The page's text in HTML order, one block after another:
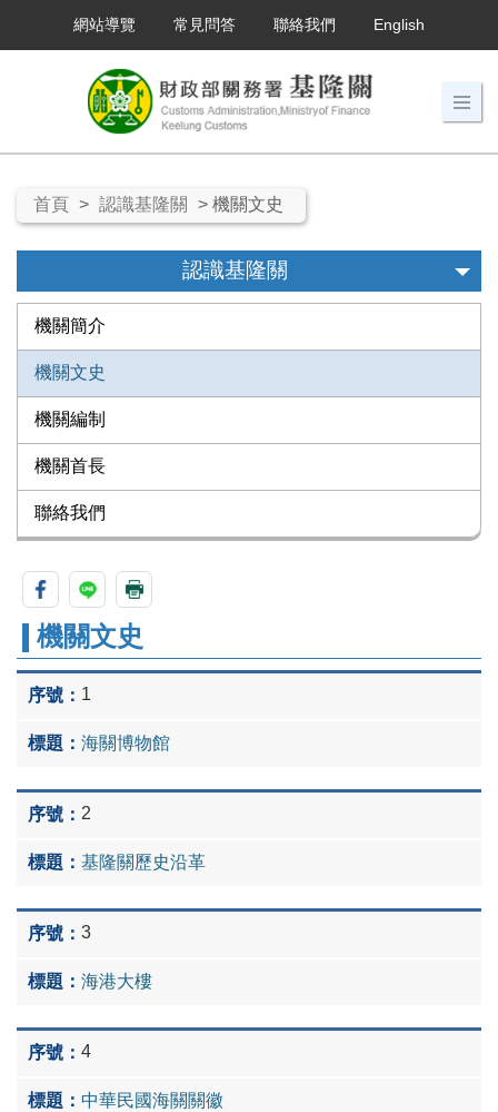
網站導覽 常見問答 聯絡我們 English
首頁 > 認識基隆關 > 機關文史
認識基隆關
機關簡介
機關文史
機關編制
機關首長
聯絡我們
機關文史
1
海關博物館
2
基隆關歷史沿革
3
海港大樓
4
中華民國海關關徽